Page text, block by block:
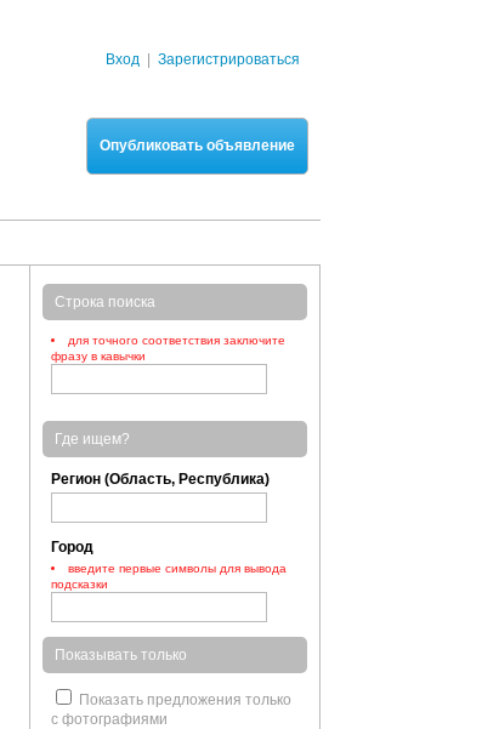
Вход Зарегистрироваться
Опубликовать объявление
Строка поиска
для точного соответствия заключите
фразу в кавычки
Где ищем?
Регион (Область, Республика)
Город
введите первые символы для вывода
подсказки
Показывать только
Показать предложения только
с фотографиями